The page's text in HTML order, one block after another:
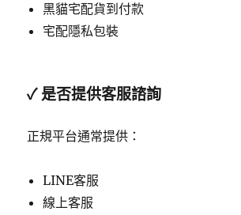
黑貓宅配貨到付款
宅配隱私包裝
✓ 是否提供客服諮詢
正規平台通常提供：
LINE客服
線上客服